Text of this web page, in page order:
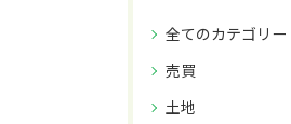
全てのカテゴリー
売買
土地